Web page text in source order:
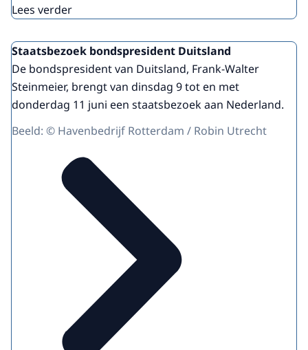
Lees verder
Staatsbezoek bondspresident Duitsland
De bondspresident van Duitsland, Frank-Walter
Steinmeier, brengt van dinsdag 9 tot en met
donderdag 11 juni een staatsbezoek aan Nederland.
Beeld: © Havenbedrijf Rotterdam / Robin Utrecht